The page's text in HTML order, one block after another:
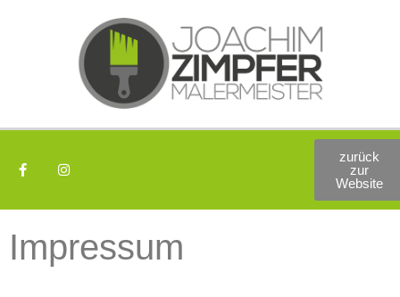
zurück
zur
Website
Impressum